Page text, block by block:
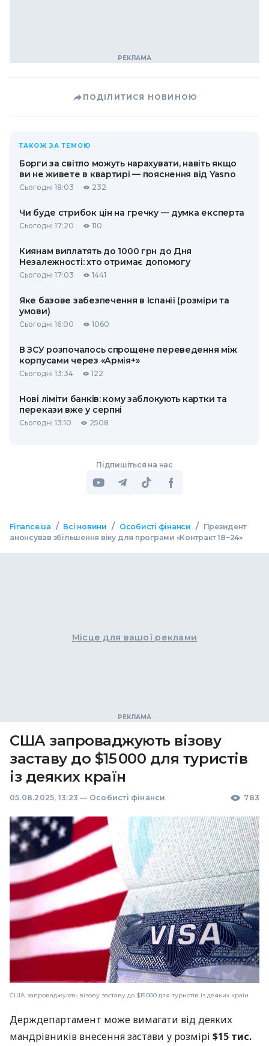
ПОДІЛИТИСЯ НОВИНОЮ
ТАКОЖ ЗА ТЕМОЮ
Борги за світло можуть нарахувати, навіть якщо
ви не живете в квартирі — пояснення від Yasno
Сьогодні 18:03 232
Чи буде стрибок цін на гречку — думка експерта
Сьогодні 17:20 110
Киянам виплатять до 1000 грн до Дня
Незалежності: хто отримає допомогу
Сьогодні 17:03 1441
Яке базове забезпечення в Іспанії (розміри та
умови)
Сьогодні 16:00 1060
В ЗСУ розпочалось спрощене переведення між
корпусами через «Армія+»
Сьогодні 13:34 122
Нові ліміти банків: кому заблокують картки та
перекази вже у серпні
Сьогодні 13:10 2508
Підпишіться на нас
Finance.ua / Всі новини / Особисті фінанси /
Президент
анонсував збільшення віку для програми «Контракт 18−24»
Місце для вашої реклами
США запроваджують візову
заставу до $15 000 для туристів
із деяких країн
05.08.2025, 13:23 — Особисті фінанси 783
США запроваджують візову заставу до $15 000 для туристів із деяких країн
Держдепартамент може вимагати від деяких
мандрівників внесення застави у розмірі $15 тис.